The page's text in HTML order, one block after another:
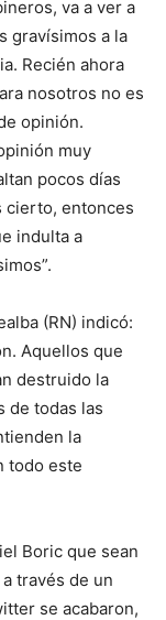
va a ver a
gravísimos a la
Recién ahora
nosotros no es
opinión.
muy
pocos días
cierto, entonces
indulta a
(RN) indicó:
Aquellos que
destruido la
de todas las
la
todo este
Boric que sean
través de un
se acabaron,